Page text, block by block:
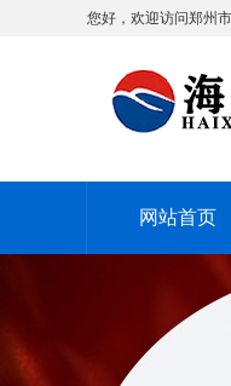
您好，欢迎访问郑州
网站首页